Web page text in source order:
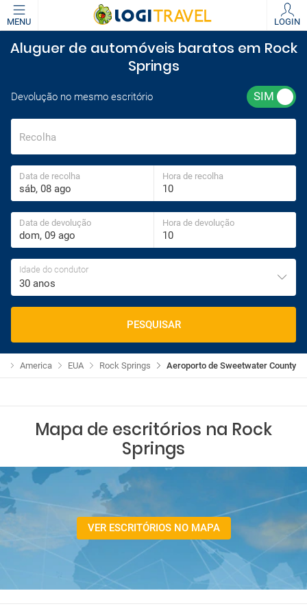
MENU LOGIN
Aluguer de automóveis baratos em Rock
Springs
Devolução no mesmo escritório
Recolha
Data de recolha Hora de recolha
Data de devolução Hora de devolução
Idade do condutor
30 anos
PESQUISAR
Aeroporto de Sweetwater County
Rock Springs
EUA
America
Mapa de escritórios na Rock
Springs
VER ESCRITÓRIOS NO MAPA